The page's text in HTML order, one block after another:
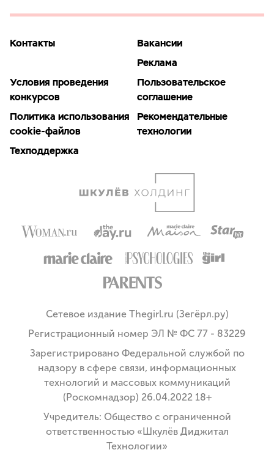
Контакты
Вакансии
Реклама
Условия проведения
конкурсов
Пользовательское
соглашение
Политика использования
cookie-файлов
Рекомендательные
технологии
Техподдержка
Сетевое издание Thegirl.ru (Зегёрл.ру)
Регистрационный номер ЭЛ № ФС 77 - 83229
Зарегистрировано Федеральной службой по
надзору в сфере связи, информационных
технологий и массовых коммуникаций
(Роскомнадзор) 26.04.2022 18+
Учредитель: Общество с ограниченной
ответственностью «Шкулёв Диджитал
Технологии»